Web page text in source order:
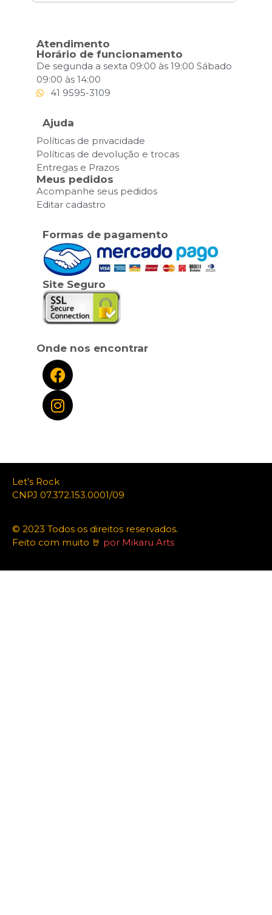
Atendimento
Horário de funcionamento
De segunda a sexta 09:00 às 19:00 Sábado
09:00 às 14:00
41 9595-3109
Ajuda
Políticas de privacidade
Políticas de devolução e trocas
Entregas e Prazos
Meus pedidos
Acompanhe seus pedidos
Editar cadastro
Formas de pagamento
Site Seguro
Onde nos encontrar
Let’s Rock
CNPJ 07.372.153.0001/09
© 2023 Todos os direitos reservados.
Feito com muito 🤘 por Mikaru Arts